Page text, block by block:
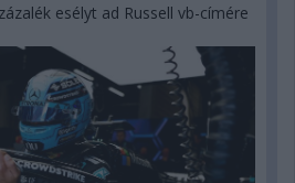
esélyt ad Russell vb-címére